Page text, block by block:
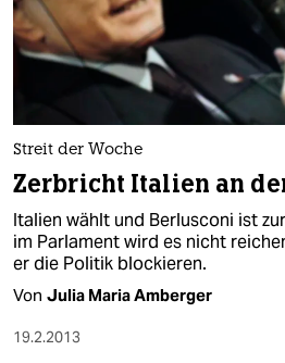
Streit der Woche
Zerbricht Italien an
Italien wählt und Berlusconi ist
im Parlament wird es nicht
er die Politik blockieren.
Von Julia Maria Amberger
19.2.2013